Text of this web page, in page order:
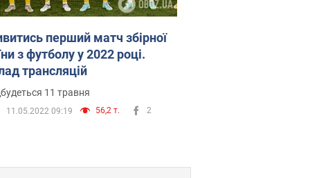
перший матч збірної
з футболу у 2022 році.
трансляцій
11 травня
11.05.2022 09:19 56,2 т. 2